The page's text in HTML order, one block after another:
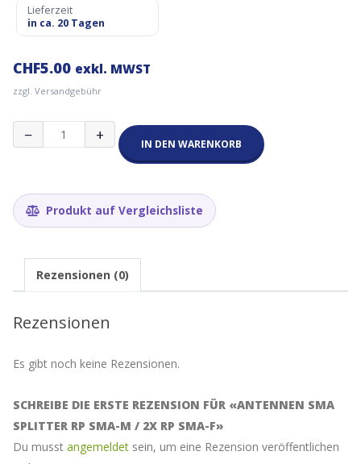
Lieferzeit
in ca. 20 Tagen
CHF5.00 exkl. MWST
zzgl. Versandgebühr
−
Antennen
SMA
M
/
Menge
+ IN DEN WARENKORB
Produkt auf Vergleichsliste
Rezensionen (0)
Rezensionen
Es gibt noch keine Rezensionen.
SCHREIBE DIE ERSTE REZENSION FÜR «ANTENNEN SMA
SPLITTER RP SMA-M / 2X RP SMA-F»
Du musst angemeldet sein, um eine Rezension veröffentlichen